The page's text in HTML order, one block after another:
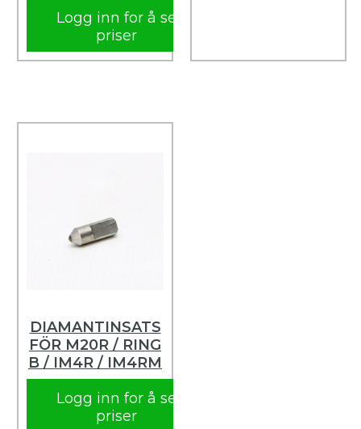
Logg inn for å se
priser
DIAMANTINSATS
FÖR M20R / RING
B / IM4R / IM4RM
Logg inn for å se
priser